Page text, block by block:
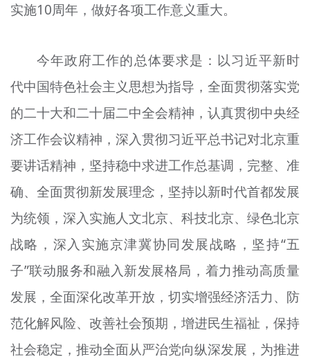
实施10周年，做好各项工作意义重大。
今年政府工作的总体要求是：以习近平新时
代中国特色社会主义思想为指导，全面贯彻落实党
的二十大和二十届二中全会精神，认真贯彻中央经
济工作会议精神，深入贯彻习近平总书记对北京重
要讲话精神，坚持稳中求进工作总基调，完整、准
确、全面贯彻新发展理念，坚持以新时代首都发展
为统领，深入实施人文北京、科技北京、绿色北京
战略，深入实施京津冀协同发展战略，坚持“五
子”联动服务和融入新发展格局，着力推动高质量
发展，全面深化改革开放，切实增强经济活力、防
范化解风险、改善社会预期，增进民生福祉，保持
社会稳定，推动全面从严治党向纵深发展，为推进